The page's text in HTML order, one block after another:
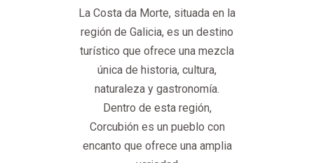
La Costa da Morte, situada en la
región de Galicia, es un destino
turístico que ofrece una mezcla
única de historia, cultura,
naturaleza y gastronomía.
Dentro de esta región,
Corcubión es un pueblo con
encanto que ofrece una amplia